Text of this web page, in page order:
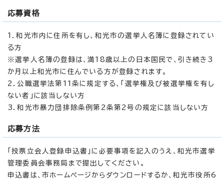
応募資格
1．和光市内に住所を有し、和光市の選挙人名簿に登録されてい
る方
※選挙人名簿の登録は、満18歳以上の日本国民で、引き続き3
か月以上和光市に住んでいる方が登録されます。
2．公職選挙法第11条に規定する、「選挙権及び被選挙権を有し
ない者」に該当しない方
3．和光市暴力団排除条例第2条第2号の規定に該当しない方
応募方法
「投票立会人登録申込書」に必要事項を記入のうえ、和光市選挙
管理委員会事務局まで提出してください。
申込書は、市ホームページからダウンロードするか、和光市役所6